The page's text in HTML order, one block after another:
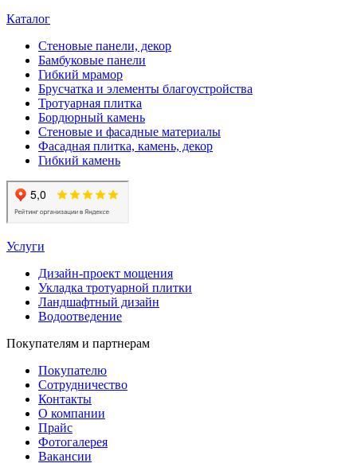
Каталог
Стеновые панели, декор
Бамбуковые панели
Гибкий мрамор
Брусчатка и элементы благоустройства
Тротуарная плитка
Бордюрный камень
Стеновые и фасадные материалы
Фасадная плитка, камень, декор
Гибкий камень
Услуги
Дизайн-проект мощения
Укладка тротуарной плитки
Ландшафтный дизайн
Водоотведение
Покупателям и партнерам
Покупателю
Сотрудничество
Контакты
О компании
Прайс
Фотогалерея
Вакансии